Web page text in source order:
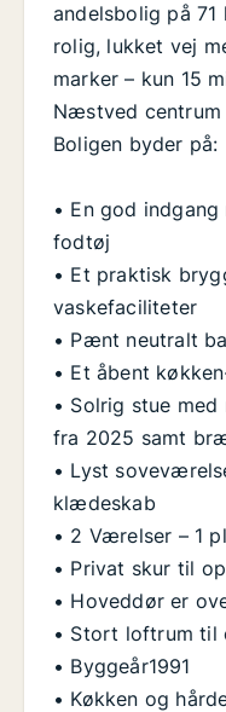
andelsbolig på
rolig, lukket vej
marker – kun 15
Næstved centrum
Boligen byder på:
• En god
fodtøj
• Et praktisk
vaskefaciliteter
• Pænt neutralt
• Et åbent
• Solrig stue
fra 2025 samt
• Lyst
klædeskab
• 2 Værelser – 1
• Privat skur til
• Hoveddør er
• Stort loftrum til
• Byggeår1991
• Køkken og